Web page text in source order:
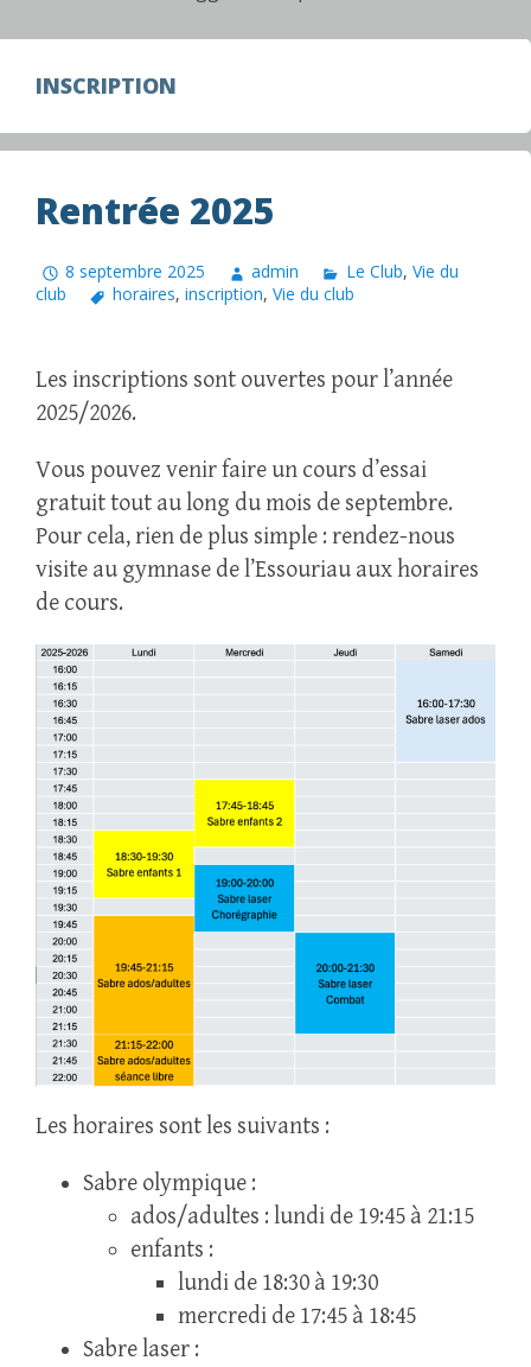
INSCRIPTION
Rentrée 2025
8 septembre 2025 admin Le Club, Vie du
club
horaires,inscription,Vie du club
Les inscriptions sont ouvertes pour l’année
2025/2026.
Vous pouvez venir faire un cours d’essai
gratuit tout au long du mois de septembre.
Pour cela, rien de plus simple : rendez-nous
visite au gymnase de l’Essouriau aux horaires
de cours.
Les horaires sont les suivants :
Sabre olympique :
ados/adultes : lundi de 19:45 à 21:15
enfants :
lundi de 18:30 à 19:30
mercredi de 17:45 à 18:45
Sabre laser :